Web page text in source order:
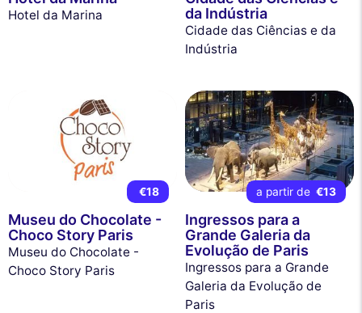
Hotel da Marina
da Indústria
Cidade das Ciências e da
Indústria
€18
Museu do Chocolate -
Choco Story Paris
Museu do Chocolate -
Choco Story Paris
a partir de €13
Ingressos para a
Grande Galeria da
Evolução de Paris
Ingressos para a Grande
Galeria da Evolução de
Paris